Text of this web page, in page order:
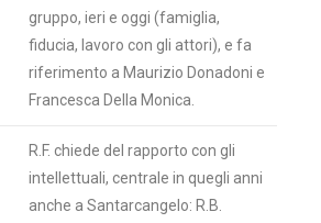
gruppo, ieri e oggi (famiglia,
fiducia, lavoro con gli attori), e fa
riferimento a Maurizio Donadoni e
Francesca Della Monica.
R.F. chiede del rapporto con gli
intellettuali, centrale in quegli anni
anche a Santarcangelo: R.B.